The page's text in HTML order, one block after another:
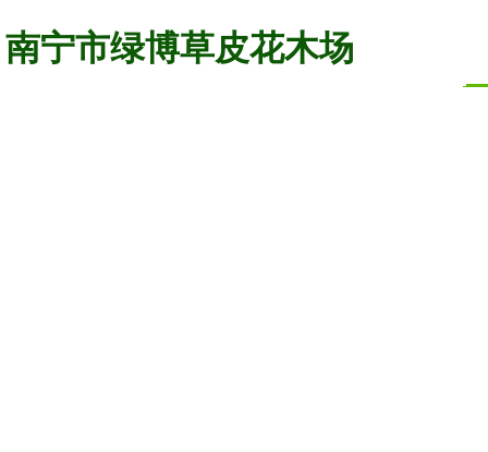
南宁市绿博草皮花木场